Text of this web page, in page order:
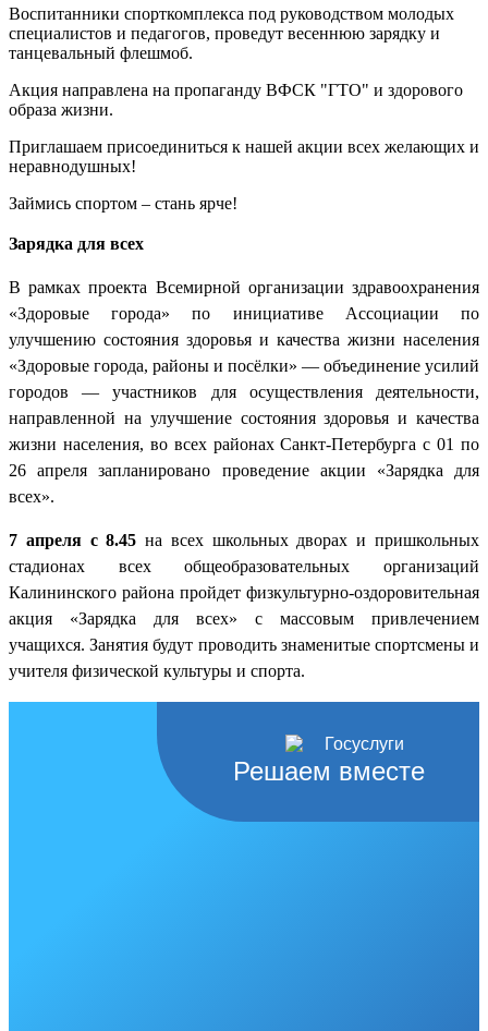
Воспитанники спорткомплекса под руководством молодых
специалистов и педагогов, проведут весеннюю зарядку и
танцевальный флешмоб.
Акция направлена на пропаганду ВФСК "ГТО" и здорового
образа жизни.
Приглашаем присоединиться к нашей акции всех желающих и
неравнодушных!
Займись спортом – стань ярче!
Зарядка для всех
В рамках проекта Всемирной организации здравоохранения
«Здоровые города» по инициативе Ассоциации по
улучшению состояния здоровья и качества жизни населения
«Здоровые города, районы и посёлки» — объединение усилий
городов — участников для осуществления деятельности,
направленной на улучшение состояния здоровья и качества
жизни населения, во всех районах Санкт-Петербурга с 01 по
26 апреля запланировано проведение акции «Зарядка для
всех».
7 апреля с 8.45 на всех школьных дворах и пришкольных
стадионах всех общеобразовательных организаций
Калининского района пройдет физкультурно-оздоровительная
акция «Зарядка для всех» с массовым привлечением
учащихся. Занятия будут проводить знаменитые спортсмены и
учителя физической культуры и спорта.
Решаем вместе